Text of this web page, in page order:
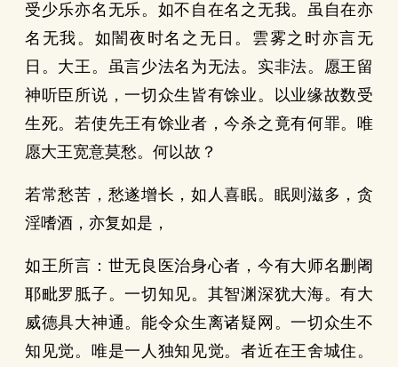
受少乐亦名无乐。如不自在名之无我。虽自在亦
名无我。如闇夜时名之无日。雲雾之时亦言无
日。大王。虽言少法名为无法。实非法。愿王留
神听臣所说，一切众生皆有馀业。以业缘故数受
生死。若使先王有馀业者，今杀之竟有何罪。唯
愿大王宽意莫愁。何以故？
若常愁苦，愁遂增长，如人喜眠。眠则滋多，贪
淫嗜酒，亦复如是，
如王所言：世无良医治身心者，今有大师名删阇
耶毗罗胝子。一切知见。其智渊深犹大海。有大
威德具大神通。能令众生离诸疑网。一切众生不
知见觉。唯是一人独知见觉。者近在王舍城住。